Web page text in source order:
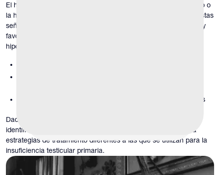
El hipogonadismo secundario se produce cuando el hipotálamo o
la hipófisis no envían las señales adecuadas a los testículos. Estas
señales normalmente estimulan la producción de testosterona y
favorecen el desarrollo de los espermatozoides. En el
hipogonadismo secundario:
los testículos pueden permanecer estructuralmente intactos
Dado que el problema se encuentra en la fase inicial, la
identificación del hipogonadismo secundario abre la puerta a
estrategias de tratamiento diferentes a las que se utilizan para la
insuficiencia testicular primaria.